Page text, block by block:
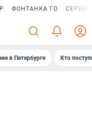
ФОНТАНКА ГО
в Петербурге Кто